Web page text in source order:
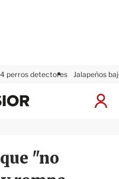
perros detectores Jalapeños
I
x
"no